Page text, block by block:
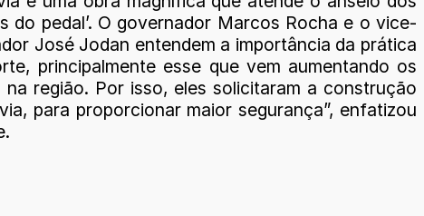
do pedal’. O governador Marcos Rocha e o vice-
José Jodan entendem a importância da prática
principalmente esse que vem aumentando os
na região. Por isso, eles solicitaram a construção
para proporcionar maior segurança”, enfatizou